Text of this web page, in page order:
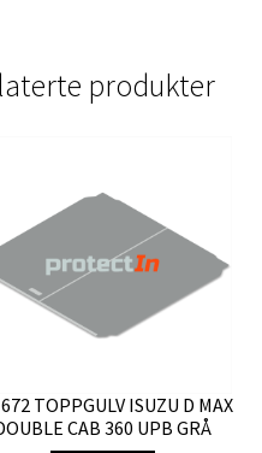
produkter
TOPPGULV ISUZU D MAX
CAB 360 UPB GRÅ